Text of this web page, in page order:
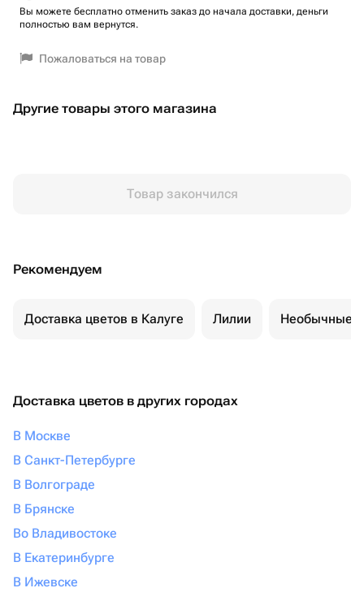
Вы можете бесплатно отменить заказ до начала доставки, деньги
полностью вам вернутся.
Пожаловаться на товар
Другие товары этого магазина
Товар закончился
Рекомендуем
Доставка цветов в Калуге Лилии Необычные
Доставка цветов в других городах
В Москве
В Санкт-Петербурге
В Волгограде
В Брянске
Во Владивостоке
В Екатеринбурге
В Ижевске